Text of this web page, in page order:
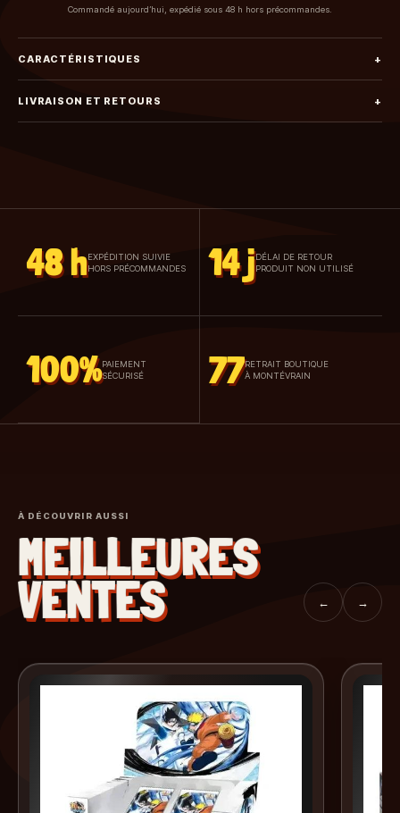
Commandé aujourd’hui, expédié sous 48 h hors précommandes.
CARACTÉRISTIQUES +
LIVRAISON ET RETOURS +
48 hEXPÉDITION SUIVIE
HORS PRÉCOMMANDES
14 jDÉLAI DE RETOUR
PRODUIT NON UTILISÉ
100%PAIEMENT
SÉCURISÉ
77RETRAIT BOUTIQUE
À MONTÉVRAIN
À DÉCOUVRIR AUSSI
MEILLEURES
VENTES ← →